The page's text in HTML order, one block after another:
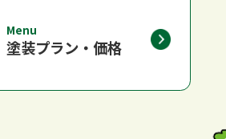
Menu
塗装プラン・価格